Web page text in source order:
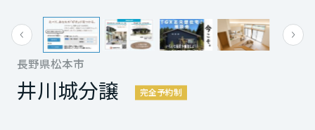
デザイナーズギャラリー
インテリア
住まいづくりガイド
土地活用モデルルーム見学
土地活用実例
リフォームの流れ
リフォームメニュー
リフォーム事例
複合開発事業（ASMACI-アスマチ-）
再開発・官民連携事業
分譲マンション開発事業
サポートメニュー
住まいるりんぐ（ロングサポート）
企 業・IR情報
企業・IR
展示場・
カタログ請求
長野県松本市
井川城分譲 完全予約制
岩手県
宮城県
新しい住まいの形をこの機会にぜひご体感く
ださい。
ご予約は
【ＷＥＢ】⇒【来場予約】より